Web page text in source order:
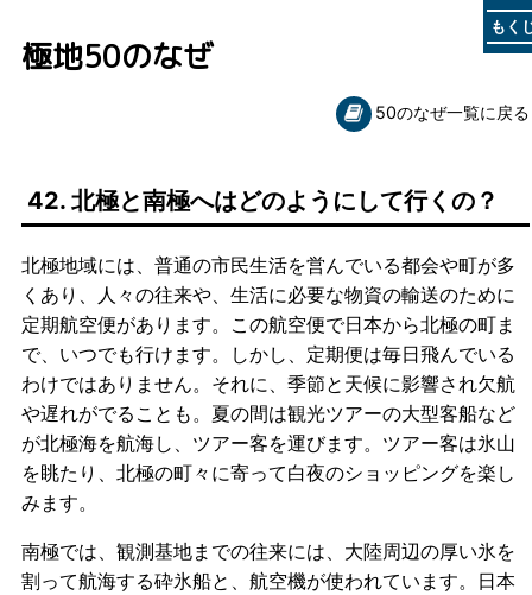
もく
極地50のなぜ
50のなぜ一覧に戻る
42. 北極と南極へはどのようにして行くの？
北極地域には、普通の市民生活を営んでいる都会や町が多
くあり、人々の往来や、生活に必要な物資の輸送のために
定期航空便があります。この航空便で日本から北極の町ま
で、いつでも行けます。しかし、定期便は毎日飛んでいる
わけではありません。それに、季節と天候に影響され欠航
や遅れがでることも。夏の間は観光ツアーの大型客船など
が北極海を航海し、ツアー客を運びます。ツアー客は氷山
を眺たり、北極の町々に寄って白夜のショッピングを楽し
みます。
南極では、観測基地までの往来には、大陸周辺の厚い氷を
割って航海する砕氷船と、航空機が使われています。日本